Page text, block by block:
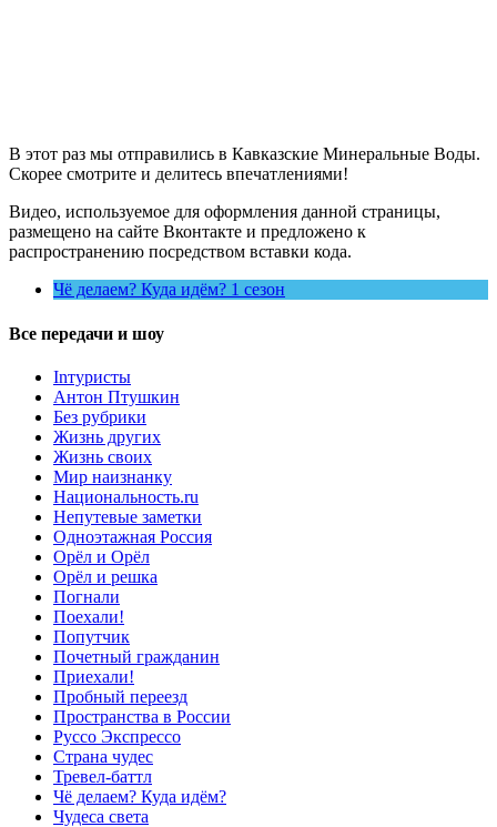
В этот раз мы отправились в Кавказские Минеральные Воды.
Скорее смотрите и делитесь впечатлениями!
Видео, используемое для оформления данной страницы,
размещено на сайте Вконтакте и предложено к
распространению посредством вставки кода.
Чё делаем? Куда идём? 1 сезон
Все передачи и шоу
Inтуристы
Антон Птушкин
Без рубрики
Жизнь других
Жизнь своих
Мир наизнанку
Национальность.ru
Непутевые заметки
Одноэтажная Россия
Орёл и Орёл
Орёл и решка
Погнали
Поехали!
Попутчик
Почетный гражданин
Приехали!
Пробный переезд
Пространства в России
Руссо Экспрессо
Страна чудес
Тревел-баттл
Чё делаем? Куда идём?
Чудеса света